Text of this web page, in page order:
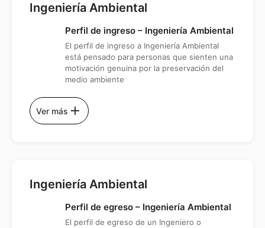
Ingeniería Ambiental
Perfil de ingreso – Ingeniería Ambiental
El perfil de ingreso a Ingeniería Ambiental
está pensado para personas que sienten una
motivación genuina por la preservación del
medio ambiente
Ver más add
Ingeniería Ambiental
Perfil de egreso – Ingeniería Ambiental
El perfil de egreso de un Ingeniero o